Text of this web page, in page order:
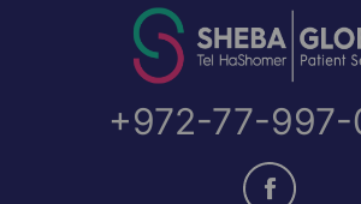
+972-77-